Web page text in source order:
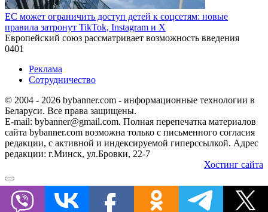
ЕС может ограничить доступ детей к соцсетям: новые
правила затронут TikTok, Instagram и X
Европейский союз рассматривает возможность введения
0401
Реклама
Сотрудничество
© 2004 - 2026 bybanner.com - информационные технологии в
Беларуси. Все права защищены.
E-mail: bybanner@gmail.com. Полная перепечатка материалов
сайта bybanner.com возможна только с письменного согласия
редакции, с активной и индексируемой гиперссылкой. Адрес
редакции: г.Минск, ул.Бровки, 22-7
Хостинг сайта